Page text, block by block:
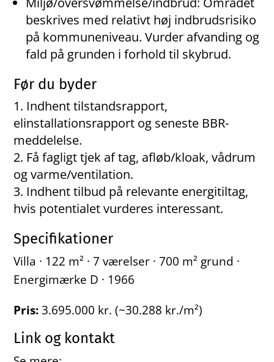
beskrives med relativt høj indbrudsrisiko
på kommuneniveau. Vurder afvanding og
fald på grunden i forhold til skybrud.
Før du byder
Indhent tilstandsrapport,
elinstallationsrapport og seneste BBR-
meddelelse.
Få fagligt tjek af tag, afløb/kloak, vådrum
og varme/ventilation.
Indhent tilbud på relevante energitiltag,
hvis potentialet vurderes interessant.
Specifikationer
Villa · 122 m² · 7 værelser · 700 m² grund ·
Energimærke D · 1966
Pris:3.695.000 kr. (~30.288 kr./m²)
Link og kontakt